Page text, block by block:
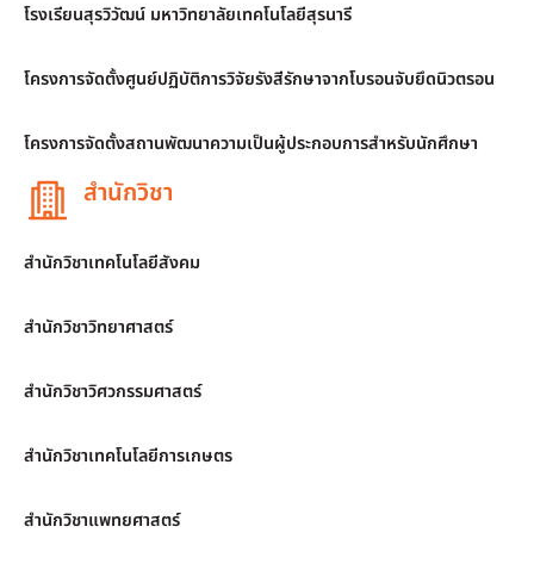
โรงเรียนสุรวิวัฒน์ มหาวิทยาลัยเทคโนโลยีสุรนารี
โครงการจัดตั้งศูนย์ปฏิบัติการวิจัยรังสีรักษาจากโบรอนจับยึดนิวตรอน
โครงการจัดตั้งสถานพัฒนาความเป็นผู้ประกอบการสำหรับนักศึกษา
สำนักวิชา
สำนักวิชาเทคโนโลยีสังคม
สำนักวิชาวิทยาศาสตร์
สำนักวิชาวิศวกรรมศาสตร์
สำนักวิชาเทคโนโลยีการเกษตร
สำนักวิชาแพทยศาสตร์